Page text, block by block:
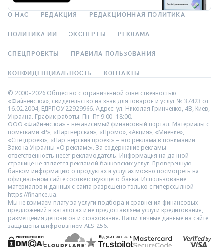
О НАС РЕДАКЦИЯ РЕДАКЦИОННАЯ ПОЛИТИКА
ПОЛИТИКА ИИ ЭКСПЕРТЫ РЕКЛАМА
СПЕЦПРОЕКТЫ ПРАВИЛА ПОЛЬЗОВАНИЯ
КОНФИДЕНЦИАЛЬНОСТЬ КОНТАКТЫ
© 2000–2026 Общество с ограниченной ответственностью
«Файненс.юа», свидетельство на знак для товаров и услуг № 37423 от
16.02.2004, ЕДРПОУ 22929966. Адрес: ул. Николая Гринченко, 4В, Киев,
Украина. График работы: Пн–Пт 9:00–18:00.
ООО «Файненс.юа» – независимый финансовый портал. Материалы с
пометками «Р», «Партнёрская», «Промо», «Акция», «Мнение»,
«Спецпроект», «Партнёрский проект» – это реклама в понимании
Закона Украины «О рекламе». За содержание рекламы
ответственность несёт рекламодатель. Информация на данной
странице не является рекламой банковских услуг. Проверенную
банком информацию о продуктах и услугах можно посмотреть на
официальном сайте соответствующего банка. Использование
материалов и данных с сайта разрешено только с гиперссылкой
https://finance.ua.
Мы не взимаем плату за услуги подбора и сравнения финансовых
предложений в каталогах и не предоставляем услуги кредитования,
размещения депозитов и страхования. Ваши личные данные на сайте
защищены шифрованием AES-256.